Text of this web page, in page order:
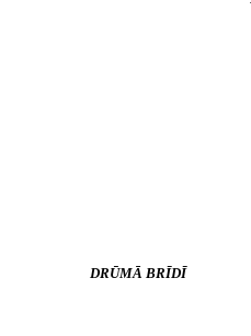
DRŪMĀ BRĪDĪ